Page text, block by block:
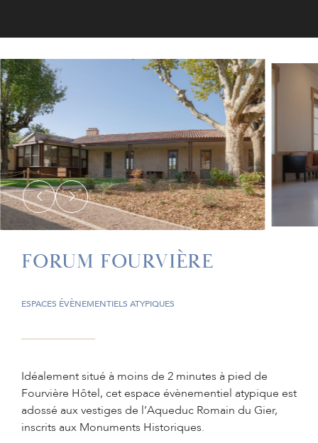
FORUM FOURVIÈRE
ESPACES ÉVÈNEMENTIELS ATYPIQUES
Idéalement situé à moins de 2 minutes à pied de
Fourvière Hôtel, cet espace évènementiel atypique est
adossé aux vestiges de l’Aqueduc Romain du Gier,
inscrits aux Monuments Historiques.